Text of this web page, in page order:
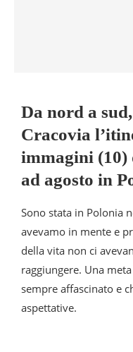
Da nord a
Cracovia
immagini
ad agosto in
Sono stata in Polonia
avevamo in mente e
della vita non ci
raggiungere. Una
sempre affascinato e
aspettative.